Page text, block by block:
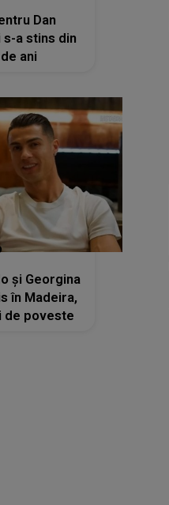
Dan
s-a stins din
ani
și Georgina
în Madeira,
de poveste